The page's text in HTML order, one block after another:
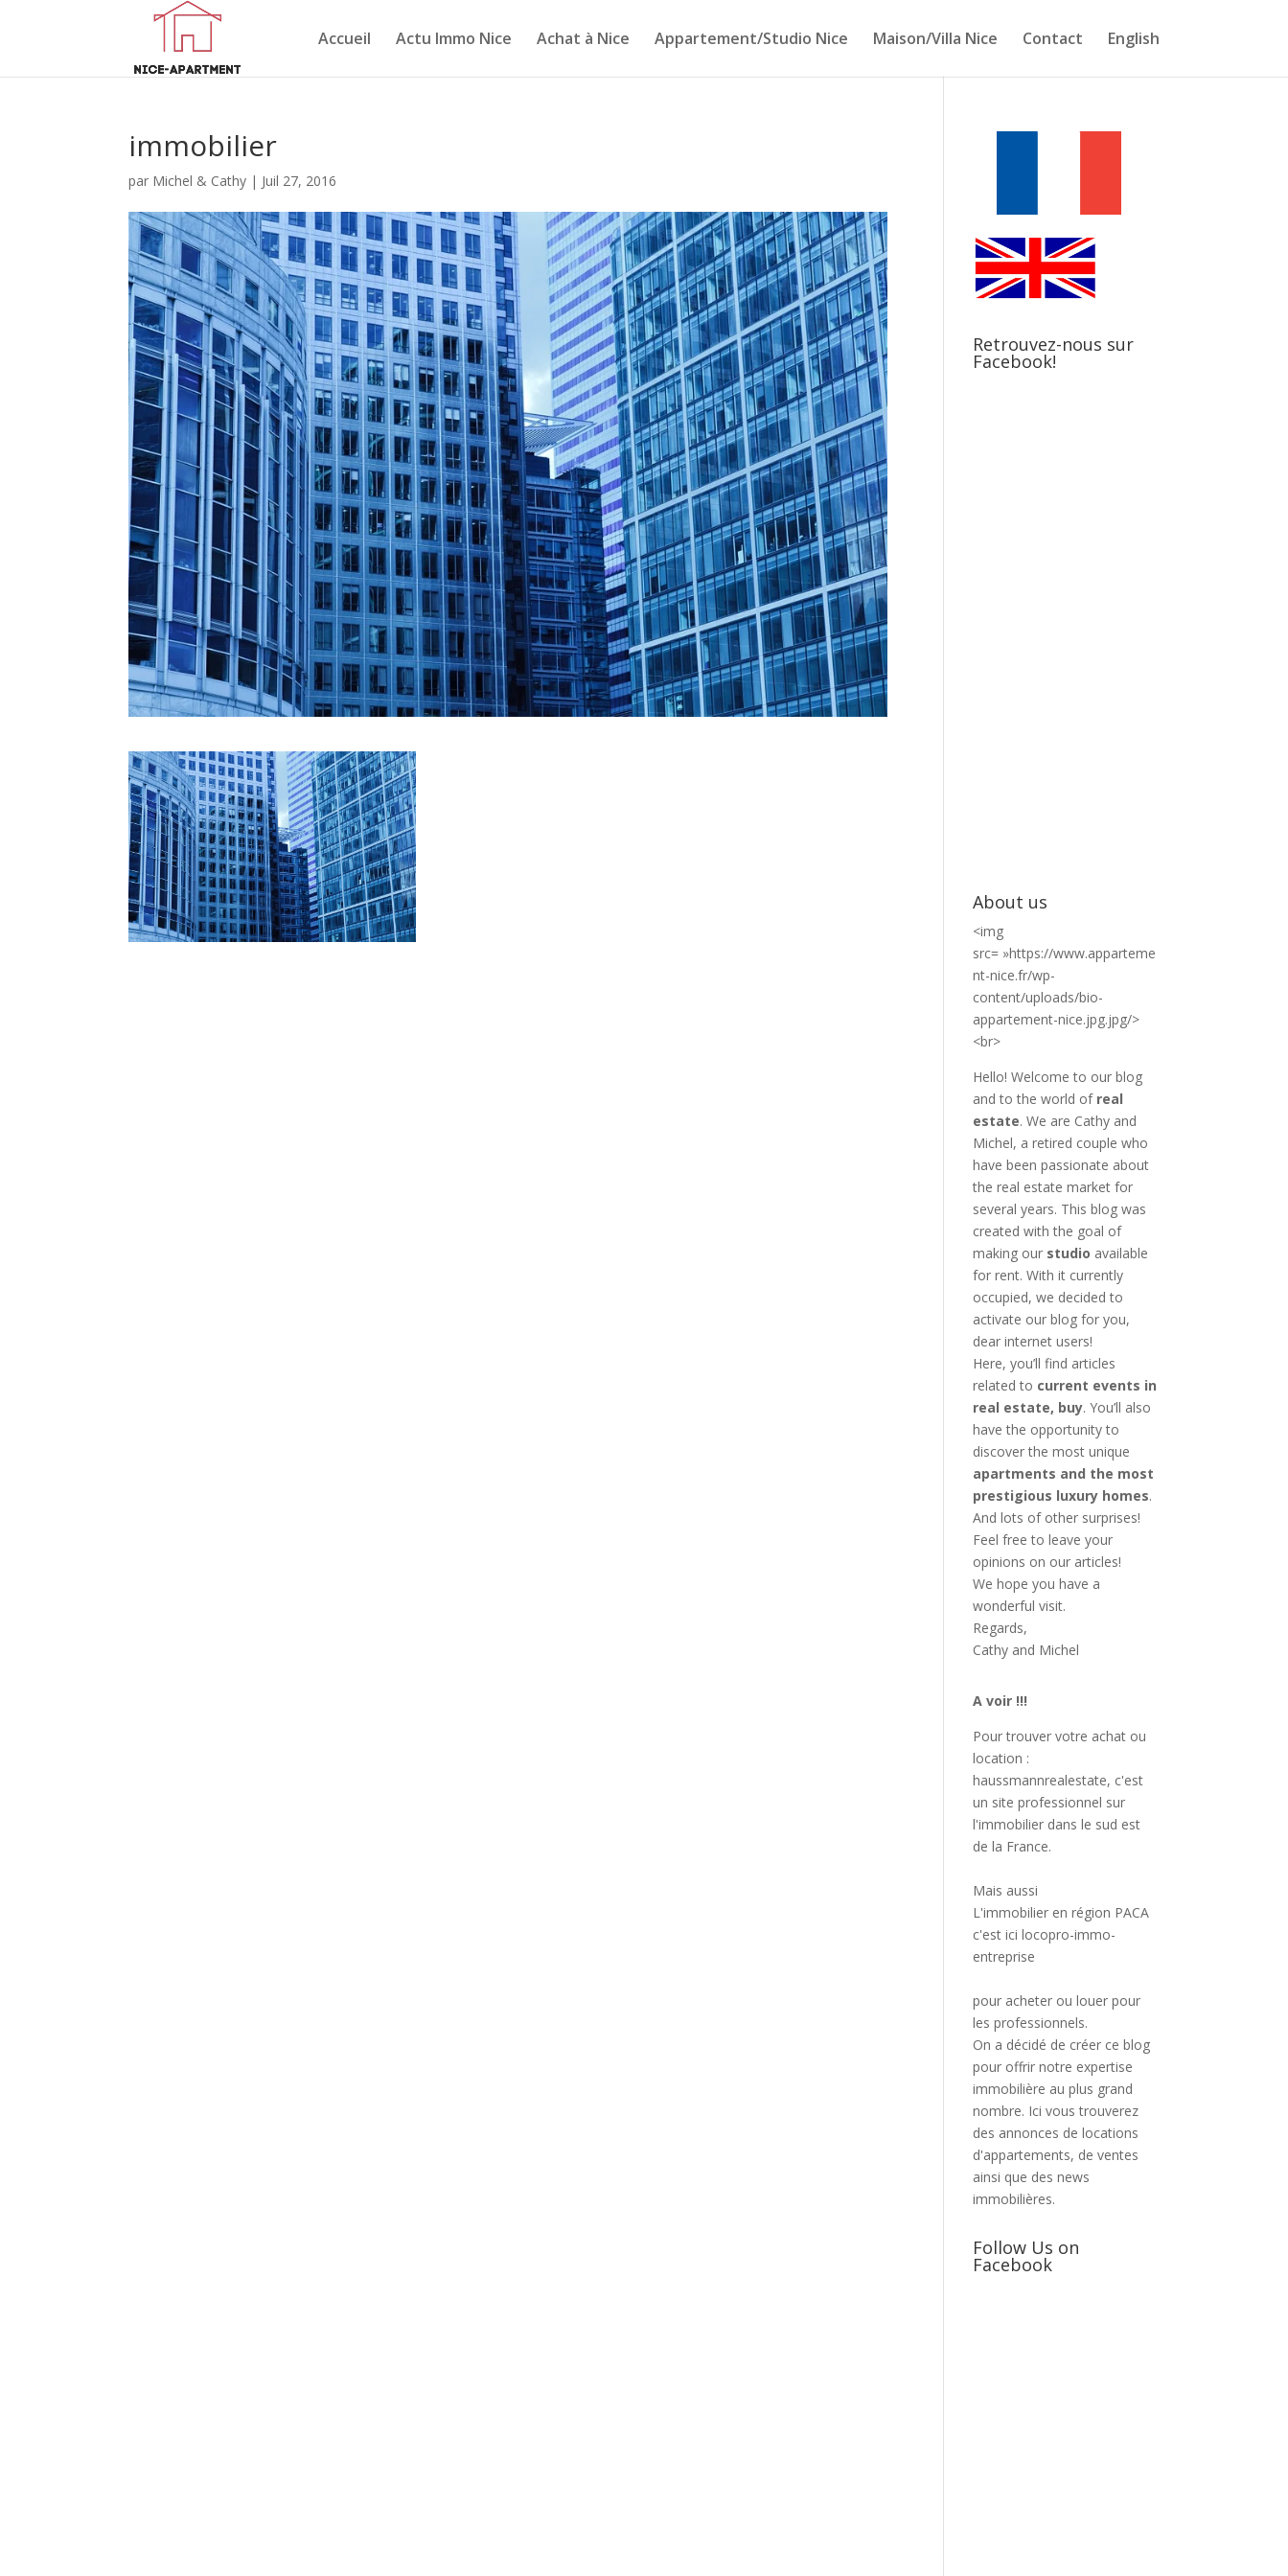
Accueil Actu Immo Nice Achat à Nice Appartement/Studio Nice Maison/Villa Nice Contact English
immobilier
par Michel & Cathy | Juil 27, 2016
Retrouvez-nous sur
Facebook!
About us
<img
src= »https://www.apparteme
nt-nice.fr/wp-
content/uploads/bio-
appartement-nice.jpg.jpg/>
<br>
Hello! Welcome to our blog
and to the world of real
estate. We are Cathy and
Michel, a retired couple who
have been passionate about
the real estate market for
several years. This blog was
created with the goal of
making our studio available
for rent. With it currently
occupied, we decided to
activate our blog for you,
dear internet users!
Here, you’ll find articles
related to current events in
real estate, buy. You’ll also
have the opportunity to
discover the most unique
apartments and the most
prestigious luxury homes.
And lots of other surprises!
Feel free to leave your
opinions on our articles!
We hope you have a
wonderful visit.
Regards,
Cathy and Michel
A voir !!!
Pour trouver votre achat ou
location :
haussmannrealestate, c'est
un site professionnel sur
l'immobilier dans le sud est
de la France.
Mais aussi
L'immobilier en région PACA
c'est icilocopro-immo-
entreprise
pour acheter ou louer pour
les professionnels.
On a décidé de créer ce blog
pour offrir notre expertise
immobilière au plus grand
nombre. Ici vous trouverez
des annonces de locations
d'appartements, de ventes
ainsi que des news
immobilières.
Follow Us on
Facebook